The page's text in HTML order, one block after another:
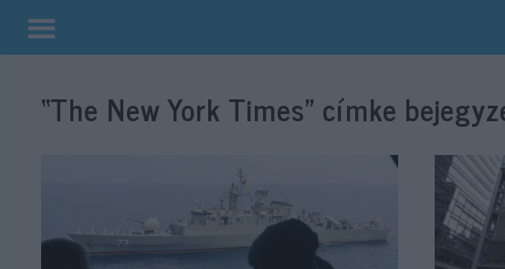
Kilépés
tartalomba“The New York Times” címke